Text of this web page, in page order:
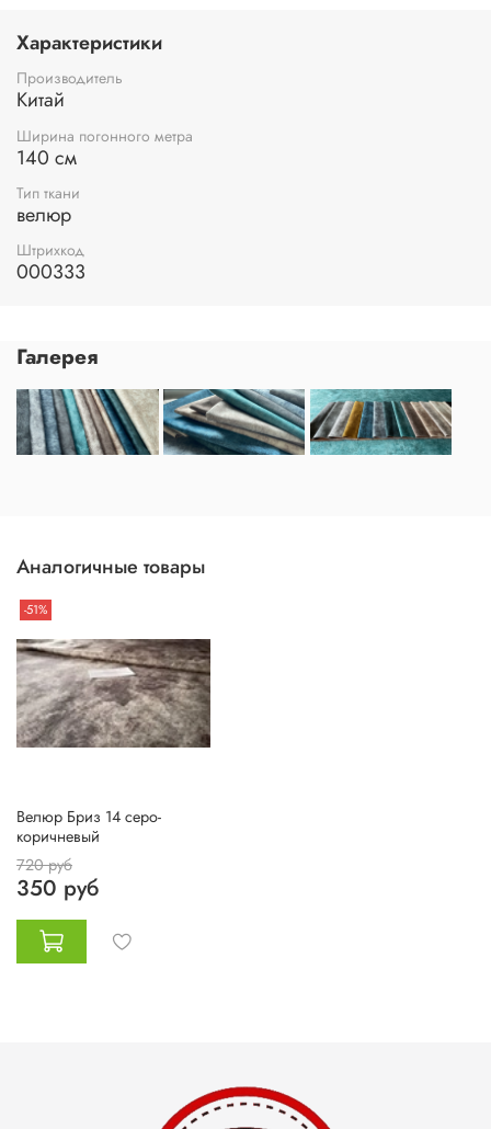
Характеристики
Производитель
Китай
Ширина погонного метра
140 см
Тип ткани
велюр
Штрихкод
000333
Галерея
Аналогичные товары
-51%
Велюр Бриз 14 серо-
коричневый
720 руб
350 руб